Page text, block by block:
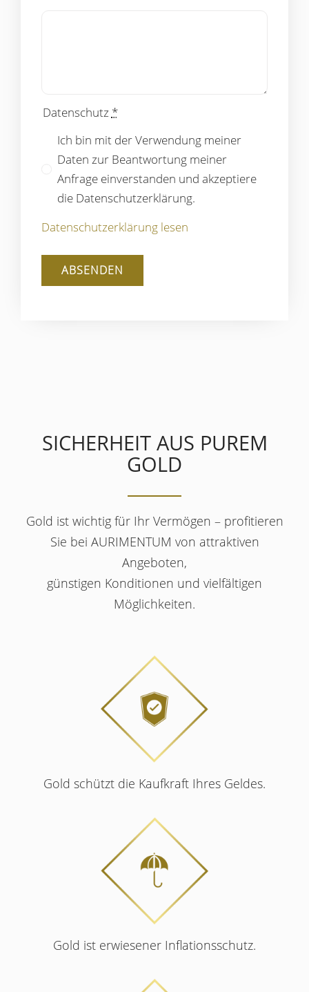
Datenschutz *
Ich bin mit der Verwendung meiner
Daten zur Beantwortung meiner
Anfrage einverstanden und akzeptiere
die Datenschutzerklärung.
Datenschutzerklärung lesen
ABSENDEN
SICHERHEIT AUS PUREM
GOLD
Gold ist wichtig für Ihr Vermögen – profitieren
Sie bei AURIMENTUM von attraktiven
Angeboten,
günstigen Konditionen und vielfältigen
Möglichkeiten.
Gold schützt die Kaufkraft Ihres Geldes.
Gold ist erwiesener Inflationsschutz.